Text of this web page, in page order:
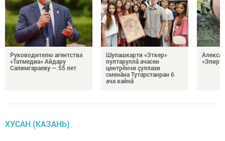
Руководителю агентства
«Татмедиа» Айдару
Салимгараеву — 55 лет
Шупашкарти «Эткер»
пултаруллă ачасен
центрӗнчи çуллахи
сменăна Тутарстанран 6
ача кайнă
«Эпир
ХУСАН (КАЗАНЬ)